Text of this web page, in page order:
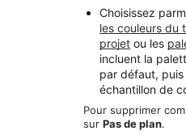
Choisissez
les couleurs du
projet ou les
incluent la
par défaut,
échantillon de
Pour supprimer
surPas de plan.